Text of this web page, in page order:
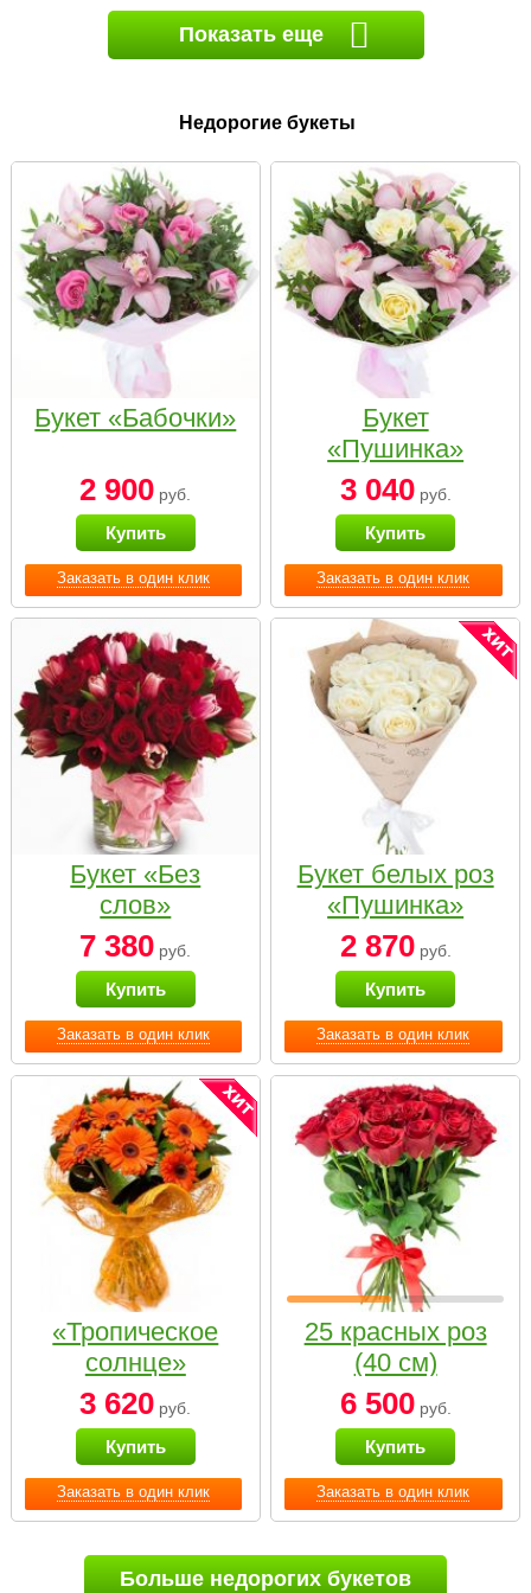
Показать еще
Недорогие букеты
Заказать в один клик
Букет «Бабочки»
2 900 руб.
Купить
Заказать в один клик
Букет
«Пушинка»
3 040руб.
Купить
Заказать в один клик
Букет «Без
слов»
7 380 руб.
Купить
Заказать в один клик
Букет белых роз
«Пушинка»
2 870руб.
Купить
Заказать в один клик
«Тропическое
солнце»
3 620 руб.
Купить
Заказать в один клик
25 красных роз
(40 см)
6 500руб.
Купить
Больше недорогих букетов